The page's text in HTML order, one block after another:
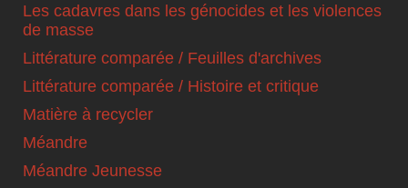
Les cadavres dans les génocides et les violences
de masse
Littérature comparée / Feuilles d'archives
Littérature comparée / Histoire et critique
Matière à recycler
Méandre
Méandre Jeunesse